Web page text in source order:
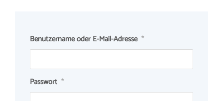
Benutzername oder E-Mail-Adresse *
Passwort *